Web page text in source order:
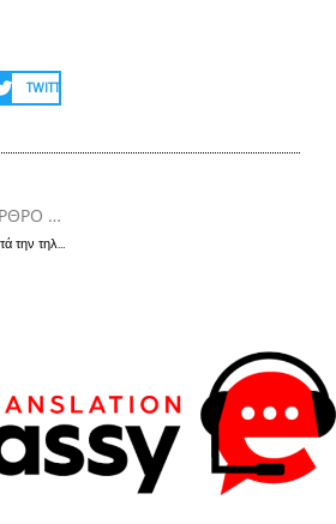
TWITTER
ΠΡΟΗΓΟΥΜΕΝΟ ΑΡΘΡΟ ΚΑΤΗΓΟΡΙΑΣ
Οδηγός για διερμηνεία κατά την τηλεφωνική επικοινωνία με δημόσιες υπηρεσίες